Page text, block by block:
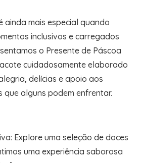
ainda mais especial quando
inclusivos e carregados
o Presente de Páscoa
cuidadosamente elaborado
delícias e apoio aos
que alguns podem enfrentar.
Explore uma seleção de doces
uma experiência saborosa